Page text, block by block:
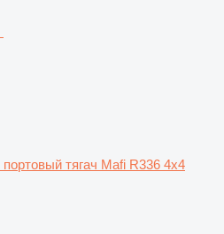
портовый тягач Mafi R336 4x4